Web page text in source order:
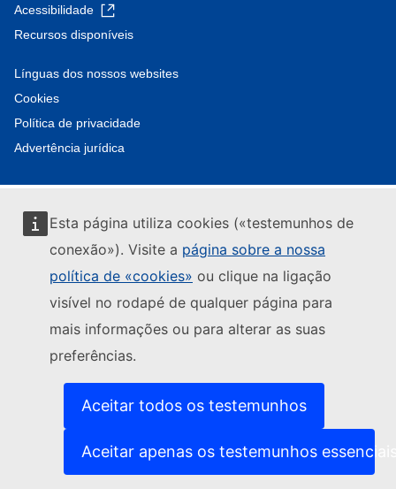
Esta página utiliza cookies («testemunhos de
conexão»). Visite a página sobre a nossa
política de «cookies» ou clique na ligação
visível no rodapé de qualquer página para
mais informações ou para alterar as suas
preferências.
Aceitar todos os testemunhos
Aceitar apenas os testemunhos
Acessibilidade
Recursos disponíveis
Línguas dos nossos websites
Cookies
Política de privacidade
Advertência jurídica